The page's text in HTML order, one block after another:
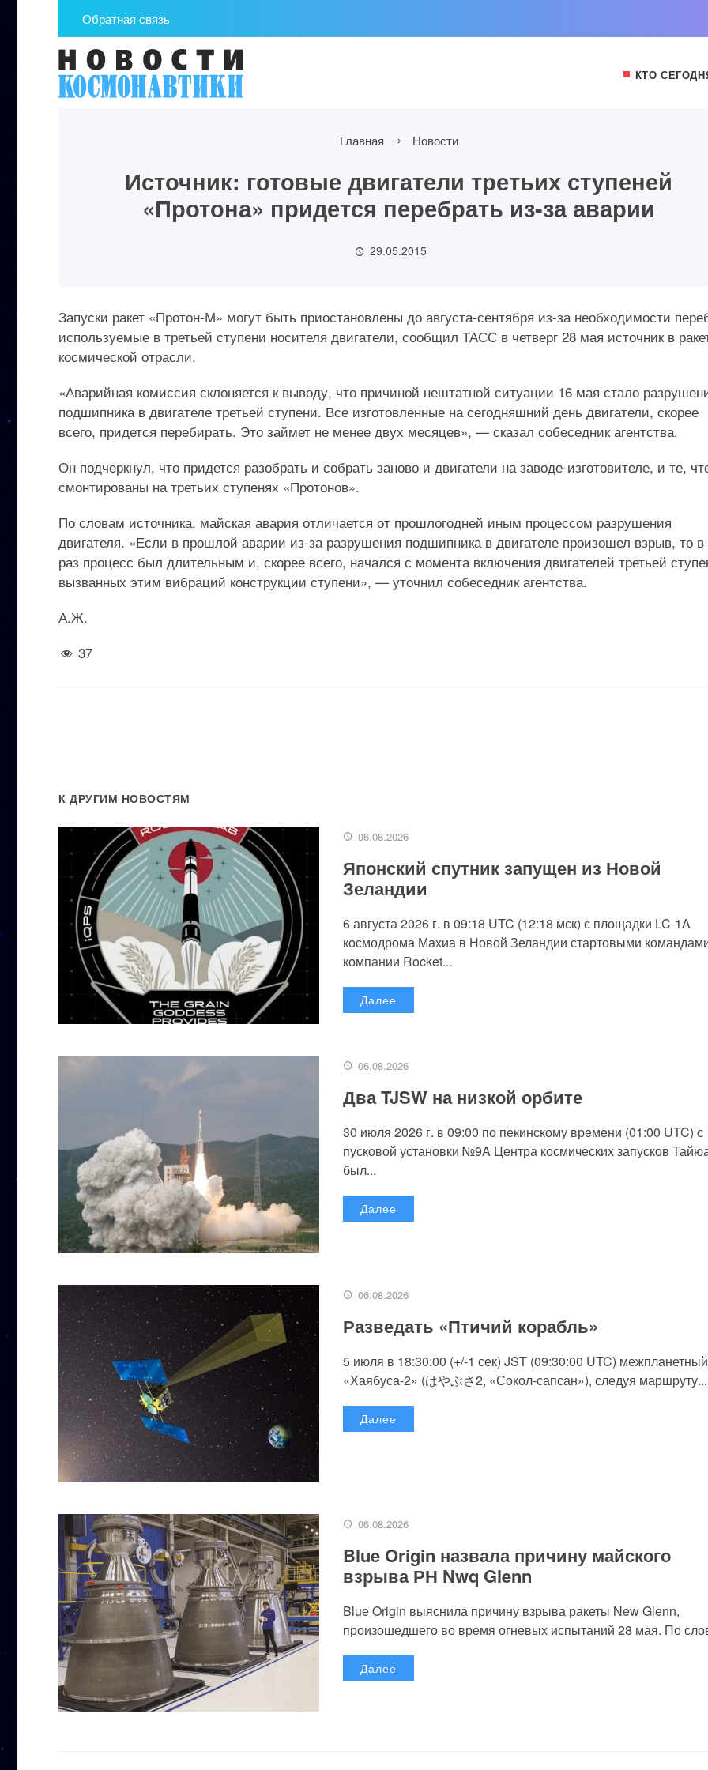
Обратная связь
КТО
Главная Новости
Источник: готовые двигатели третьих ступеней
«Протона» придется перебрать из-за аварии
29.05.2015
Запуски ракет «Протон-М» могут быть приостановлены до августа-сентября из-за необходимости
используемые в третьей ступени носителя двигатели, сообщил ТАСС в четверг 28 мая источник в
космической отрасли.
«Аварийная комиссия склоняется к выводу, что причиной нештатной ситуации 16 мая стало
подшипника в двигателе третьей ступени. Все изготовленные на сегодняшний день двигатели, скорее
всего, придется перебирать. Это займет не менее двух месяцев», — сказал собеседник агентства.
Он подчеркнул, что придется разобрать и собрать заново и двигатели на заводе-изготовителе, и те,
смонтированы на третьих ступенях «Протонов».
По словам источника, майская авария отличается от прошлогодней иным процессом разрушения
двигателя. «Если в прошлой аварии из-за разрушения подшипника в двигателе произошел взрыв, то в
раз процесс был длительным и, скорее всего, начался с момента включения двигателей третьей
вызванных этим вибраций конструкции ступени», — уточнил собеседник агентства.
А.Ж.
37
К ДРУГИМ НОВОСТЯМ
06.08.2026
Японский спутник запущен из Новой
Зеландии
6 августа 2026 г. в 09:18 UTC (12:18 мск) с площадки LC-1A
космодрома Махиа в Новой Зеландии стартовыми
компании Rocket...
Далее
06.08.2026
Два TJSW на низкой орбите
30 июля 2026 г. в 09:00 по пекинскому времени (01:00 UTC) с
пусковой установки №9A Центра космических запусков
был...
Далее
06.08.2026
Разведать «Птичий корабль»
5 июля в 18:30:00 (+/-1 сек) JST (09:30:00 UTC)
«Хаябуса-2» (はやぶさ2, «Сокол-сапсан»), следуя маршруту...
Далее
06.08.2026
Blue Origin назвала причину майского
взрыва РН Nwq Glenn
Blue Origin выяснила причину взрыва ракеты New Glenn,
произошедшего во время огневых испытаний 28 мая. По
Далее